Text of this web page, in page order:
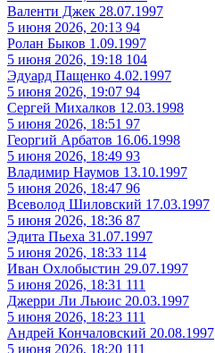
Валенти Джек 28.07.1997
5 июня 2026, 20:13 94
Ролан Быков 1.09.1997
5 июня 2026, 19:18 104
Эдуард Пащенко 4.02.1997
5 июня 2026, 19:07 94
Сергей Михалков 12.03.1998
5 июня 2026, 18:51 97
Георгий Арбатов 16.06.1998
5 июня 2026, 18:49 93
Владимир Наумов 13.10.1997
5 июня 2026, 18:47 96
Всеволод Шиловский 17.03.1997
5 июня 2026, 18:36 87
Эдита Пьеха 31.07.1997
5 июня 2026, 18:33 114
Иван Охлобыстин 29.07.1997
5 июня 2026, 18:31 111
Джерри Ли Льюис 20.03.1997
5 июня 2026, 18:23 111
Андрей Кончаловский 20.08.1997